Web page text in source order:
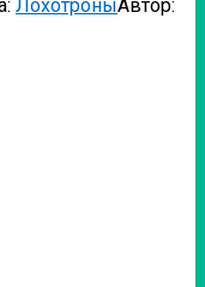
ЛохотроныАвтор: